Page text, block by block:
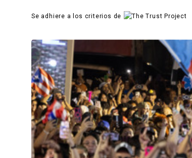
Se adhiere a los criterios de